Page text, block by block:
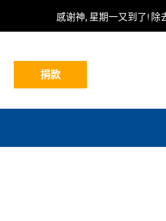
感谢神, 星期一又到了! 除